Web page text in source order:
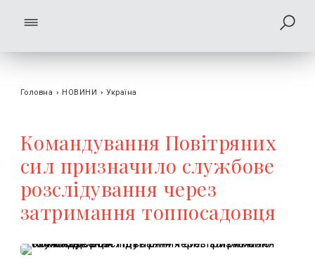
Головна › НОВИНИ › Україна
Командування Повітряних
сил призначило службове
розслідування через
затримання топпосадовця